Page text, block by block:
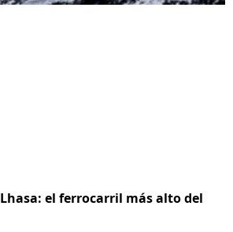
el ferrocarril más alto del